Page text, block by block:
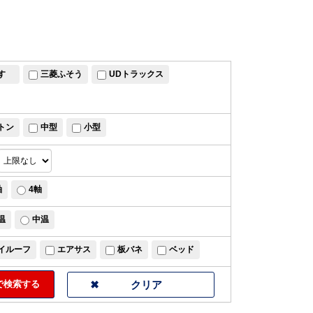
ン 中型 小型
索する
ゞ 三菱ふそう UDトラックス
4軸
中温
ルーフ エアサス 板バネ ベッド